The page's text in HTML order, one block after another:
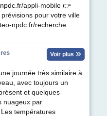
appli-mobile 👉
prévisions pour votre ville
npdc.fr/recherche
Voir plus
journée très similaire à
avec toujours un
et quelques
nuageux par
températures